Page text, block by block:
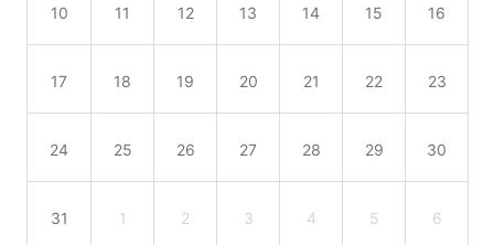
10 11 12 13 14 15 16
17 18 19 20 21 22 23
24 25 26 27 28 29 30
31 1 2 3 4 5 6